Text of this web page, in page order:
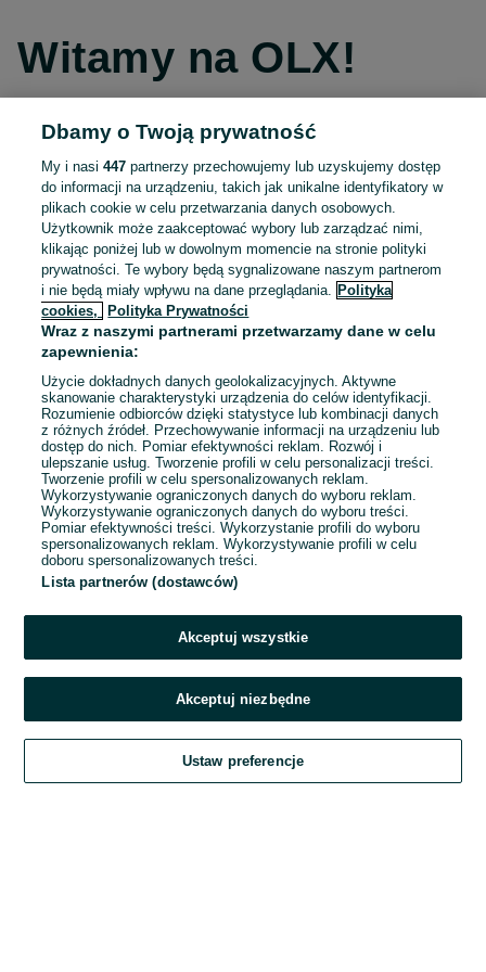
Witamy na OLX!
Kontynuuj przez Facebooka
Kontynuuj przez konto Apple
Kontynuuj przez konto Google
LUB
E-mail
Hasło
Zaloguj się
Kontynuując za pośrednictwem jednego z dostawców wskazanych powyżej,
OLX.pl w jego aktualnym brzmieniu.
Dbamy o Twoją prywatność
My i nasi447 partnerzy przechowujemy lub uzyskujemy dostęp
do informacji na urządzeniu, takich jak unikalne identyfikatory w
plikach cookie w celu przetwarzania danych osobowych.
Użytkownik może zaakceptować wybory lub zarządzać nimi,
klikając poniżej lub w dowolnym momencie na stronie polityki
prywatności. Te wybory będą sygnalizowane naszym partnerom
i nie będą miały wpływu na dane przeglądania.
Polityka
cookies,
Polityka Prywatności
Wraz z naszymi partnerami przetwarzamy dane w celu
zapewnienia:
Użycie dokładnych danych geolokalizacyjnych. Aktywne
skanowanie charakterystyki urządzenia do celów identyfikacji.
Rozumienie odbiorców dzięki statystyce lub kombinacji danych
z różnych źródeł. Przechowywanie informacji na urządzeniu lub
dostęp do nich. Pomiar efektywności reklam. Rozwój i
ulepszanie usług. Tworzenie profili w celu personalizacji treści.
Tworzenie profili w celu spersonalizowanych reklam.
Wykorzystywanie ograniczonych danych do wyboru reklam.
Wykorzystywanie ograniczonych danych do wyboru treści.
Pomiar efektywności treści. Wykorzystanie profili do wyboru
spersonalizowanych reklam. Wykorzystywanie profili w celu
doboru spersonalizowanych treści.
Lista partnerów (dostawców)
Akceptuj wszystkie
Akceptuj niezbędne
Ustaw preferencje